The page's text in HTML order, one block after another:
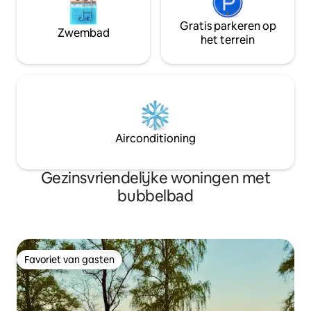
Zwembad
Gratis parkeren op
het terrein
Airconditioning
Gezinsvriendelijke woningen met
bubbelbad
Favoriet van gasten
Favoriet van gasten